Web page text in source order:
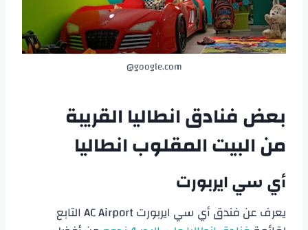
google.com@
بعضفنادق انطالياالقريبة
منالبيت المقلوب انطاليا
أي سي ايربورت
يعرف عن فندق أي سي ايربورت AC Airport التابع